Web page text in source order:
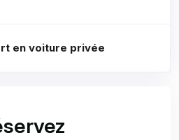
en voiture privée